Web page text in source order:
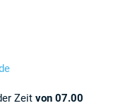
Zeitvon 07.00